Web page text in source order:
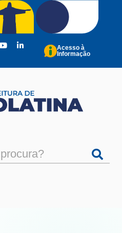
Acesso à
Informação